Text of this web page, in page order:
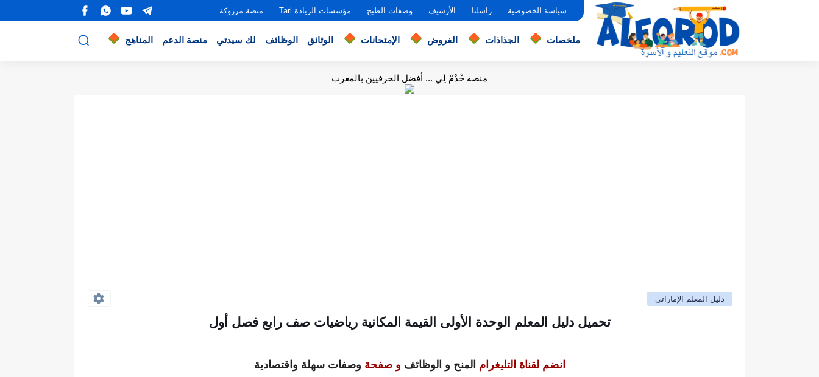
سياسة الخصوصية راسلنا الأرشيف وصفات الطبخ مؤسسات الريادة Tarl منصة مرزوكة
ملخصات الجذاذات الفروض الإمتحانات الوثائق الوظائف لك سيدتي منصة الدعم المناهج
منصة خْدْمْ لِي ... أفضل الحرفيين بالمغرب
دليل المعلم الإماراتي
تحميل دليل المعلم الوحدة الأولى القيمة المكانية رياضيات صف رابع فصل أول
انضم لقناة التليغرام المنح و الوظائف و صفحة وصفات سهلة واقتصادية